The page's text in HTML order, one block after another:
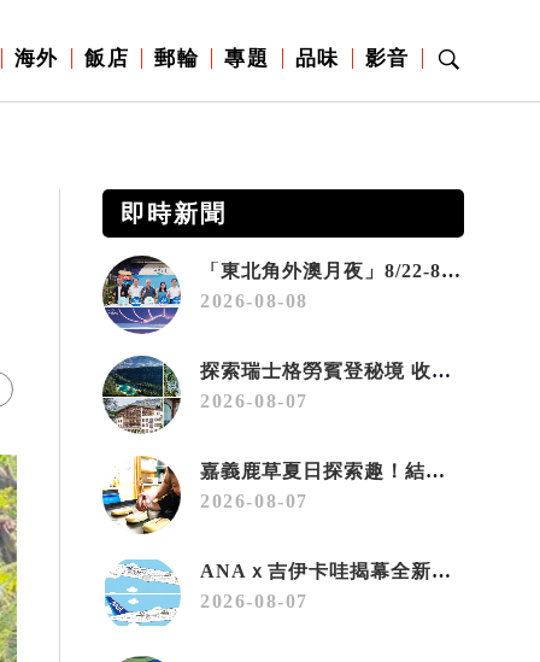
海外 飯店 郵輪 專題 品味 影音
即時新聞
「東北角外澳月夜」8/22-8/23浪漫登場 串聯五漁村、音樂、市集、火舞與慢旅共度夏夜
2026-08-08
探索瑞士格勞賓登秘境 收藏六種阿爾卑斯夏日療癒之旅
2026-08-07
嘉義鹿草夏日探索趣！結合科學、農場與自然的親子小旅行
2026-08-07
ANAｘ吉伊卡哇揭幕全新彩繪機「Chiikawa JET」
2026-08-07